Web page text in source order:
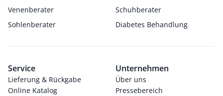
Venenberater
Schuhberater
Sohlenberater
Diabetes Behandlung
Service
Lieferung & Rückgabe
Online Katalog
Unternehmen
Über uns
Pressebereich